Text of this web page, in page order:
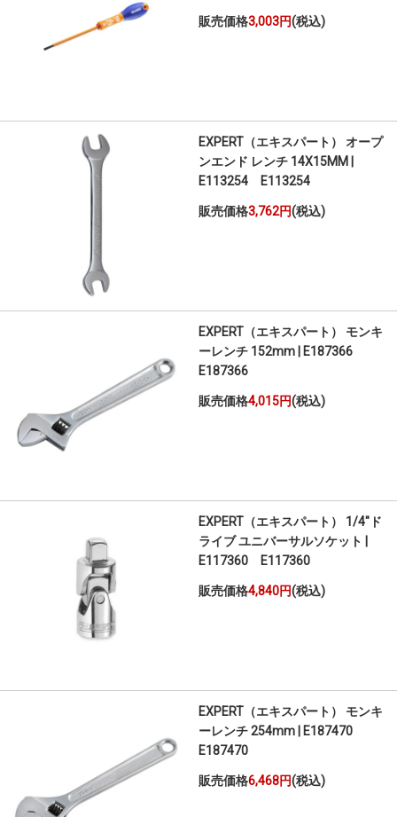
販売価格3,003円(税込)
EXPERT（エキスパート） オープ
ンエンド レンチ 14X15MM |
E113254 E113254
販売価格3,762円(税込)
EXPERT（エキスパート） モンキ
ーレンチ 152mm | E187366
E187366
販売価格4,015円(税込)
EXPERT（エキスパート） 1/4"ド
ライブ ユニバーサルソケット |
E117360 E117360
販売価格4,840円(税込)
EXPERT（エキスパート） モンキ
ーレンチ 254mm | E187470
E187470
販売価格6,468円(税込)